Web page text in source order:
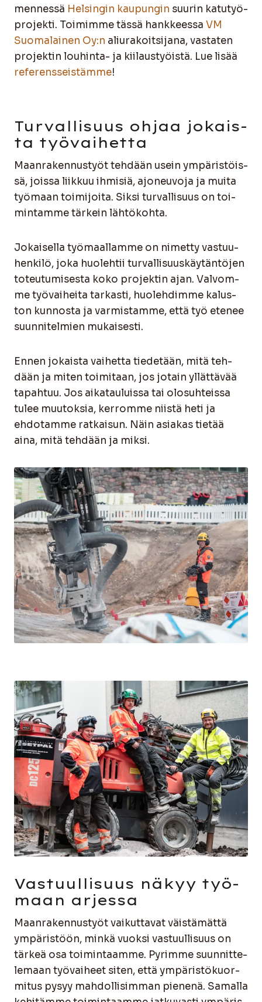
men­nes­sä Hel­sin­gin kau­pun­gin suu­rin katu­työ­
pro­jek­ti. Toi­mim­me täs­sä hank­kees­sa VM
Suo­ma­lai­nen Oy:n aliu­ra­koit­si­ja­na, vas­ta­ten
pro­jek­tin lou­hin­ta- ja kii­laus­työis­tä. Lue lisää
refe­rens­seis­täm­me!
Tur­val­li­suus ohjaa jokais­
ta työ­vai­het­ta
Maan­ra­ken­nus­työt teh­dään usein ympä­ris­töis­
sä, jois­sa liik­kuu ihmi­siä, ajo­neu­vo­ja ja mui­ta
työ­maan toi­mi­joi­ta. Sik­si tur­val­li­suus on toi­
min­tam­me tär­kein läh­tö­koh­ta.
Jokai­sel­la työ­maal­lam­me on nimet­ty vas­tuu­
hen­ki­lö, joka huo­leh­tii tur­val­li­suus­käy­tän­tö­jen
toteu­tu­mi­ses­ta koko pro­jek­tin ajan. Val­vom­
me työ­vai­hei­ta tar­kas­ti, huo­leh­dim­me kalus­
ton kun­nos­ta ja var­mis­tam­me, että työ ete­nee
suun­ni­tel­mien mukai­ses­ti.
Ennen jokais­ta vai­het­ta tie­de­tään, mitä teh­
dään ja miten toi­mi­taan, jos jotain yllät­tä­vää
tapah­tuu. Jos aika­tau­luis­sa tai olo­suh­teis­sa
tulee muu­tok­sia, ker­rom­me niis­tä heti ja
ehdo­tam­me rat­kai­sun. Näin asia­kas tie­tää
aina, mitä teh­dään ja mik­si.
Vas­tuul­li­suus näkyy työ­
maan arjes­sa
Maan­ra­ken­nus­työt vai­kut­ta­vat väis­tä­mät­tä
ympä­ris­töön, min­kä vuok­si vas­tuul­li­suus on
tär­keä osa toi­min­taam­me. Pyrim­me suun­nit­te­
le­maan työ­vai­heet siten, että ympä­ris­tö­kuor­
mi­tus pysyy mah­dol­li­sim­man pie­ne­nä. Samal­la